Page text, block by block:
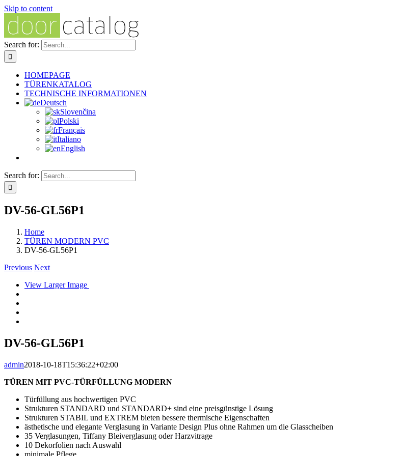
Skip to content
Search for:
HOMEPAGE
TÜRENKATALOG
TECHNISCHE INFORMATIONEN
Deutsch
Slovenčina
Polski
Français
Italiano
English
Search for:
DV-56-GL56P1
Home
TÜREN MODERN PVC
DV-56-GL56P1
Previous Next
View Larger Image
DV-56-GL56P1
admin2018-10-18T15:36:22+02:00
TÜREN MIT PVC-TÜRFÜLLUNG MODERN
Türfüllung aus hochwertigen PVC
Strukturen STANDARD und STANDARD+ sind eine preisgünstige Lösung
Strukturen STABIL und EXTREM bieten bessere thermische Eigenschaften
ästhetische und elegante Verglasung in Variante Design Plus ohne Rahmen um die Glasscheiben
35 Verglasungen, Tiffany Bleiverglasung oder Harzvitrage
10 Dekorfolien nach Auswahl
minimale Pflege